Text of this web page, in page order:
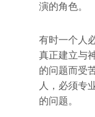
演的角色。
有时一个人
真正建立与
的问题而受
人，必须专
的问题。